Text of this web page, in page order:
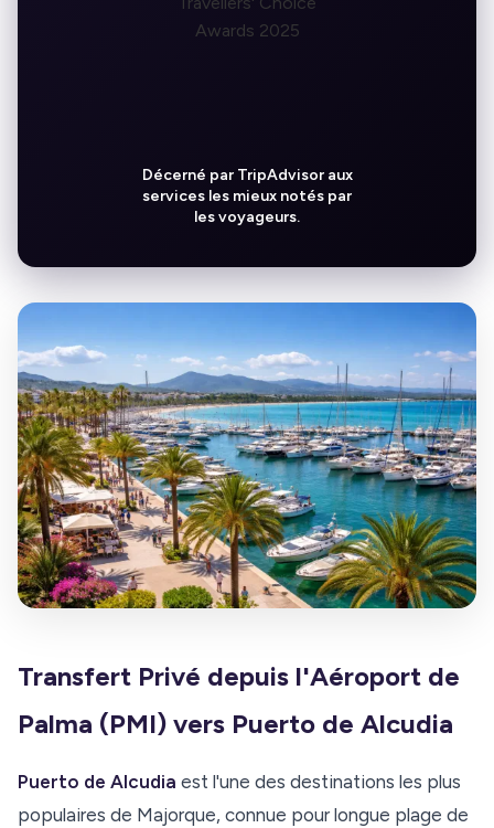
Décerné par TripAdvisor aux
services les mieux notés par
les voyageurs.
Transfert Privé depuis l'Aéroport de
Palma (PMI) vers Puerto de Alcudia
Puerto de Alcudia est l'une des destinations les plus
populaires de Majorque, connue pour longue plage de